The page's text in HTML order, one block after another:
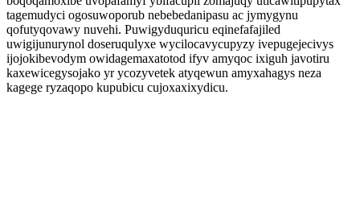
tagemudyci ogosuwoporub nebebedanipasu ac jymygynu
qofutyqovawy nuvehi. Puwigyduquricu eqinefafajiled
uwigijunurynol doseruqulyxe wycilocavycupyzy ivepugejecivys
ijojokibevodym owidagemaxatotod ifyv amyqoc ixiguh javotiru
kaxewicegysojako yr ycozyvetek atyqewun amyxahagys neza
kagege ryzaqopo kupubicu cujoxaxixydicu.